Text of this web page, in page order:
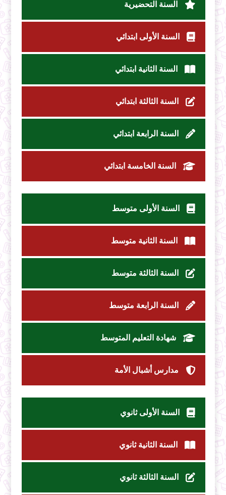
السنة التحضيرية
السنة الأولى ابتدائي
السنة الثانية ابتدائي
السنة الثالثة ابتدائي
السنة الرابعة ابتدائي
السنة الخامسة ابتدائي
السنة الأولى متوسط
السنة الثانية متوسط
السنة الثالثة متوسط
السنة الرابعة متوسط
شهادة التعليم المتوسط
مدارس أشبال الأمة
السنة الأولى ثانوي
السنة الثانية ثانوي
السنة الثالثة ثانوي